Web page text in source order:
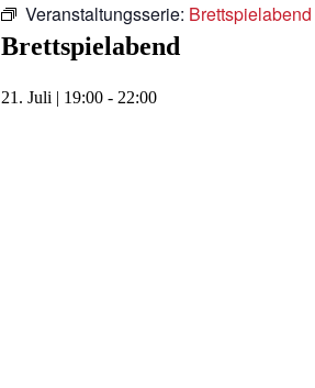
Veranstaltungsserie: Brettspielabend
Brettspielabend
21. Juli | 19:00 - 22:00